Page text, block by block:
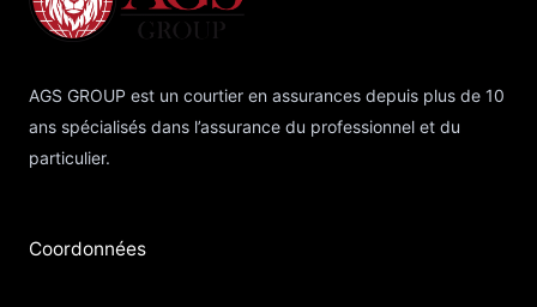
AGS GROUP est un courtier en assurances depuis plus de 10
ans spécialisés dans l’assurance du professionnel et du
particulier.
Coordonnées​